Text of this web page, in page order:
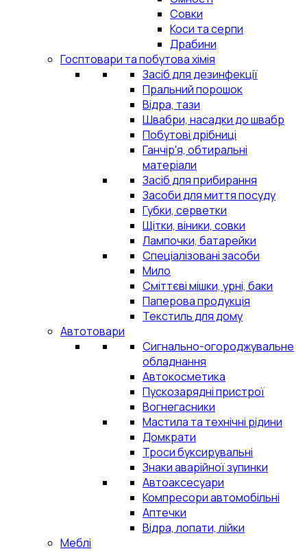
Совки
Коси та серпи
Драбини
Госптовари та побутова хімія
Засіб для дезинфекції
Пральний порошок
Відра, тази
Швабри, насадки до швабр
Побутові дрібниці
Ганчір'я, обтиральні
матеріали
Засіб для прибирання
Засоби для миття посуду
Губки, серветки
Щітки, віники, совки
Лампочки, батарейки
Спеціалізовані засоби
Мило
Сміттєві мішки, урні, баки
Паперова продукція
Текстиль для дому
Автотовари
Сигнально-огороджувальне
обладнання
Автокосметика
Пускозарядні пристрої
Вогнегасники
Мастила та технічні рідини
Домкрати
Троси буксирувальні
Знаки аварійної зупинки
Автоаксесуари
Компресори автомобільні
Аптечки
Відра, лопати, лійки
Меблі